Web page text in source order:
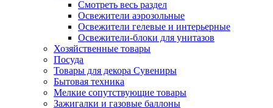
Смотреть весь раздел
Освежители аэрозольные
Освежители гелевые и интерьерные
Освежители-блоки для унитазов
Хозяйственные товары
Посуда
Товары для декора Сувениры
Бытовая техника
Мелкие сопутствующие товары
Зажигалки и газовые баллоны